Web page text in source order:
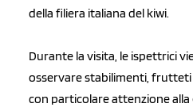
della filiera italiana del kiwi.
Durante la visita, le ispettrici
osservare stabilimenti,
con particolare attenzione